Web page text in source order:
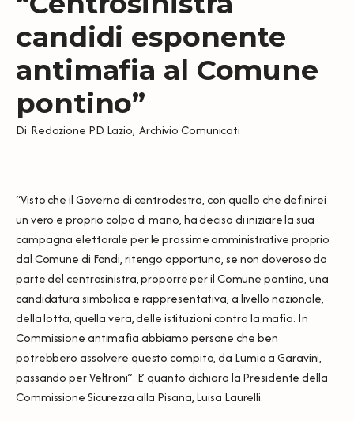
candidi esponente
antimafia al Comune
pontino”
Di Redazione PD Lazio, Archivio Comunicati
“Visto che il Governo di centrodestra, con quello che definirei
un vero e proprio colpo di mano, ha deciso di iniziare la sua
campagna elettorale per le prossime amministrative proprio
dal Comune di Fondi, ritengo opportuno, se non doveroso da
parte del centrosinistra, proporre per il Comune pontino, una
candidatura simbolica e rappresentativa, a livello nazionale,
della lotta, quella vera, delle istituzioni contro la mafia. In
Commissione antimafia abbiamo persone che ben
potrebbero assolvere questo compito, da Lumia a Garavini,
passando per Veltroni”. E’ quanto dichiara la Presidente della
Commissione Sicurezza alla Pisana, Luisa Laurelli.